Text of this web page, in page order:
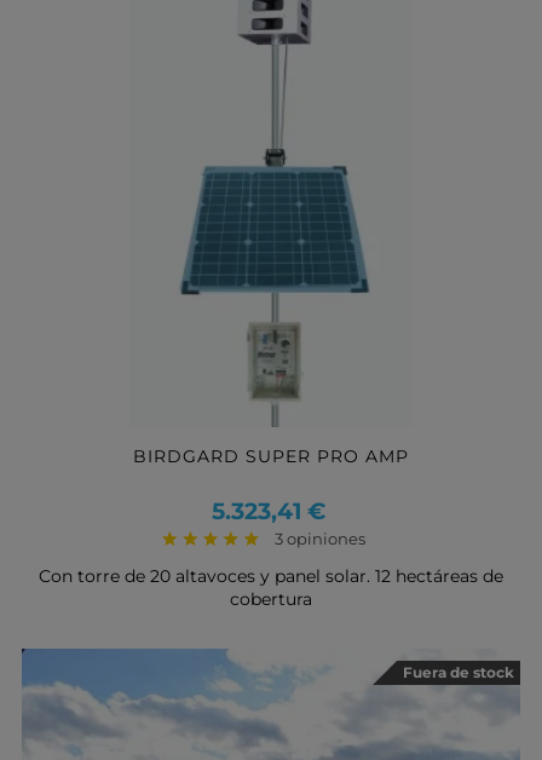
BIRDGARD SUPER PRO AMP
Precio
5.323,41 €
3 opiniones
Con torre de 20 altavoces y panel solar. 12 hectáreas de
cobertura
Fuera de stock